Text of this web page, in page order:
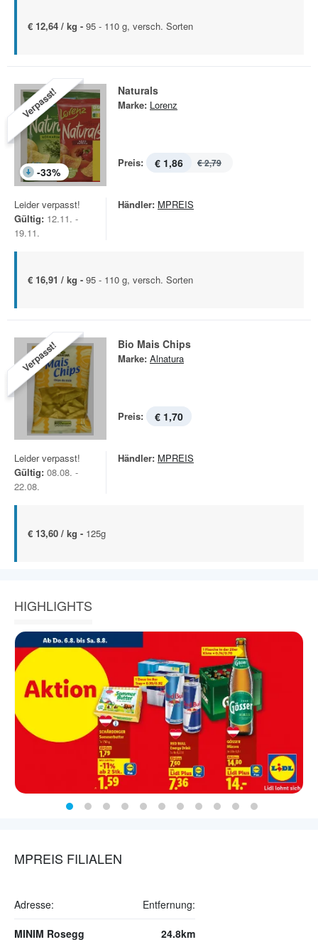
€ 12,64 / kg - 95 - 110 g, versch. Sorten
Verpasst!
-33%
Naturals
Marke: Lorenz
Preis: € 1,86 € 2,79
Leider verpasst!
Gültig: 12.11. -
19.11.
Händler: MPREIS
€ 16,91 / kg - 95 - 110 g, versch. Sorten
Verpasst! Bio Mais Chips
Marke: Alnatura
Preis: € 1,70
Leider verpasst!
Gültig: 08.08. -
22.08.
Händler: MPREIS
€ 13,60 / kg - 125g
HIGHLIGHTS
MPREIS FILIALEN
Adresse: Entfernung:
MINIM Rosegg 24.8km